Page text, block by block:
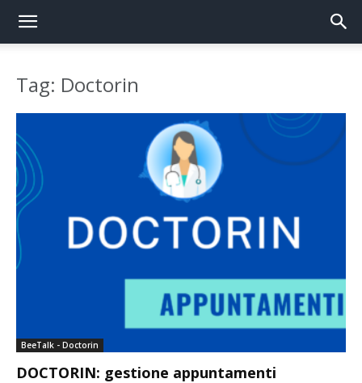
Tag: Doctorin
BeeTalk - Doctorin
DOCTORIN: gestione appuntamenti